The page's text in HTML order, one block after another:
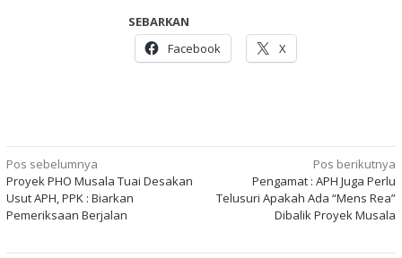
SEBARKAN
Facebook
X
Navigasi
pos
Pos sebelumnya
Proyek PHO Musala Tuai Desakan
Usut APH, PPK : Biarkan
Pemeriksaan Berjalan
Pos berikutnya
Pengamat : APH Juga Perlu
Telusuri Apakah Ada “Mens Rea”
Dibalik Proyek Musala